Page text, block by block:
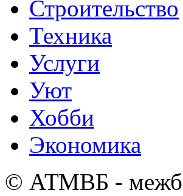
Строительство
Техника
Услуги
Уют
Хобби
Экономика
© АТМВБ -